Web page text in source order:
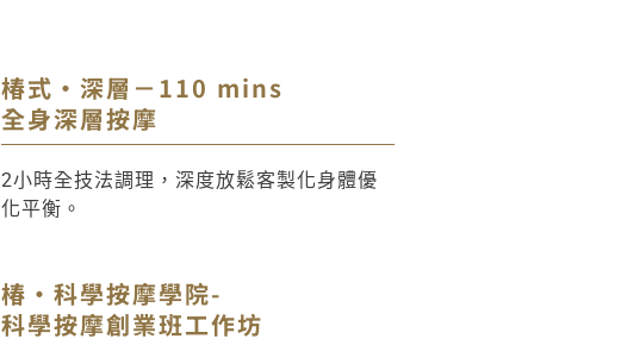
椿式・深層－110 mins
全身深層按摩
2小時全技法調理，深度放鬆客製化身體優
化平衡。
椿·科學按摩學院-
科學按摩創業班工作坊